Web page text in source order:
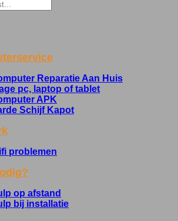
Reparatie Aan Huis
pc, laptop of tablet
APK
Schijf Kapot
problemen
op afstand
bij installatie